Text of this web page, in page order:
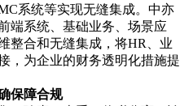
系统等实现无缝集成。中亦
端系统、基础业务、场景应
整合和无缝集成，将HR、业
，为企业的财务透明化措施提
保障合规